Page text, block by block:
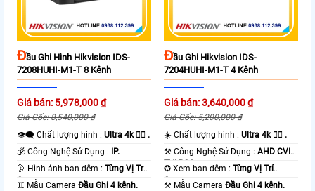
ĐẦu Ghi Hình Hikvision IDS-
7208HUHI-M1-T 8 Kênh
Giá bán: 5,978,000 ₫
Giá Gốc: 8,540,000 ₫
👁️‍🗨 Chất lượng hình :Ultra 4k 👍🏾 .
🕉️ Công Nghệ Sử Dụng : IP.
🌛 Hình ảnh ban đêm :Từng Vị Trí
Camera .
♊ Mẫu CameraĐầu Ghi 4 kênh.
ĐẦu Ghi Hikvision IDS-
7204HUHI-M1-T 4 Kênh
Giá bán: 3,640,000 ₫
Giá Gốc: 5,200,000 ₫
☀️ Chất lượng hình :Ultra 4k 👍🏾 .
⚒ Công Nghệ Sử Dụng :AHD CVI
TVI BCS.
✪ Xem ban đêm :Từng Vị Trí
Camera .
⚒ Mẫu CameraĐầu Ghi 4 kênh.